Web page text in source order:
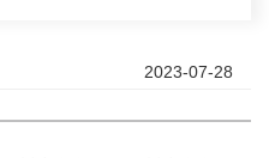
2023-07-28